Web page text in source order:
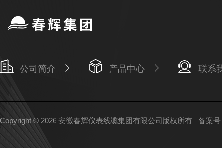
公司简介 产品中心 联系
Copyright © 2026 安徽春辉仪表线缆集团有限公司版权所有 备案号